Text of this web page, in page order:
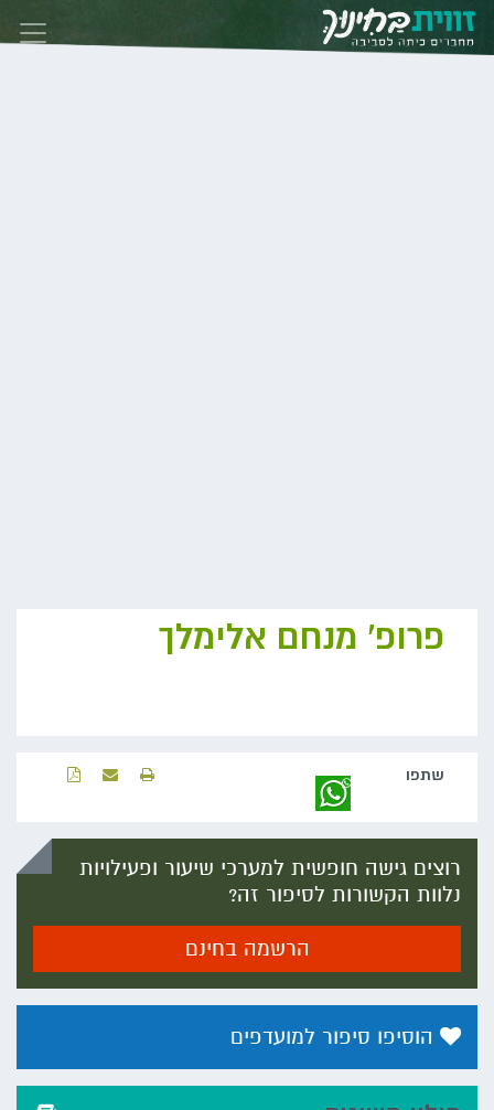
Skip to content
פרופ' מנחם אלימלך
שתפו‬
רוצים גישה חופשית למערכי שיעור ופעילויות
נלוות הקשורות לסיפור זה?
הרשמה בחינם
הוסיפו סיפור למועדפים